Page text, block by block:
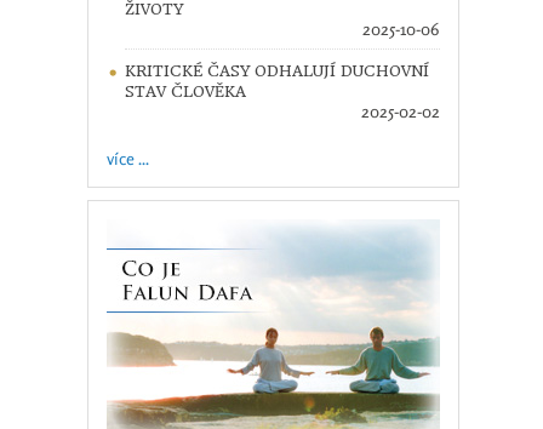
ŽIVOTY
2025-10-06
KRITICKÉ ČASY ODHALUJÍ DUCHOVNÍ
STAV ČLOVĚKA
2025-02-02
více ...